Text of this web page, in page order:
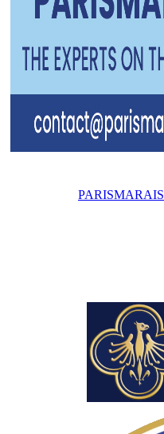
PARISMARAIS